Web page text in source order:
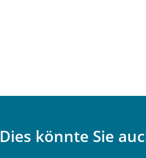
Dies könnte Sie